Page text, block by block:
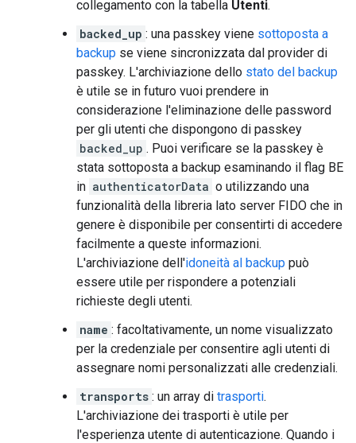
collegamento con la tabella Utenti.
backed_up : una passkey viene sottoposta a
backup se viene sincronizzata dal provider di
passkey. L'archiviazione dello stato del backup
è utile se in futuro vuoi prendere in
considerazione l'eliminazione delle password
per gli utenti che dispongono di passkey
backed_up . Puoi verificare se la passkey è
stata sottoposta a backup esaminando il flag BE
in authenticatorData o utilizzando una
funzionalità della libreria lato server FIDO che in
genere è disponibile per consentirti di accedere
facilmente a queste informazioni.
L'archiviazione dell'idoneità al backup può
essere utile per rispondere a potenziali
richieste degli utenti.
name : facoltativamente, un nome visualizzato
per la credenziale per consentire agli utenti di
assegnare nomi personalizzati alle credenziali.
transports : un array di trasporti.
L'archiviazione dei trasporti è utile per
l'esperienza utente di autenticazione. Quando i